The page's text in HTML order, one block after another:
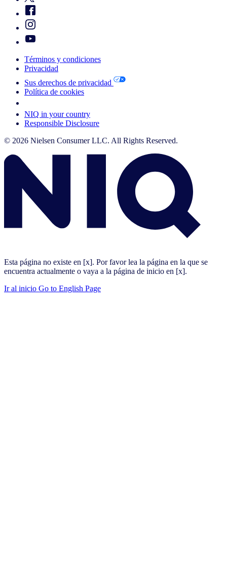
Términos y condiciones
Privacidad
Sus derechos de privacidad
Política de cookies
NIQ in your country
Responsible Disclosure
© 2026 Nielsen Consumer LLC. All Rights Reserved.
Esta página no existe en [x]. Por favor lea la página en la que se
encuentra actualmente o vaya a la página de inicio en [x].
Ir al inicio Go to English Page